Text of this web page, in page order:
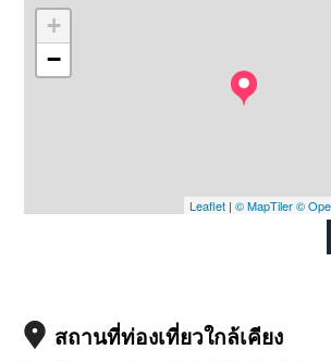
+
−
Leaflet| © MapTiler ©
สถานที่ท่องเที่ยวใกล้เคียง